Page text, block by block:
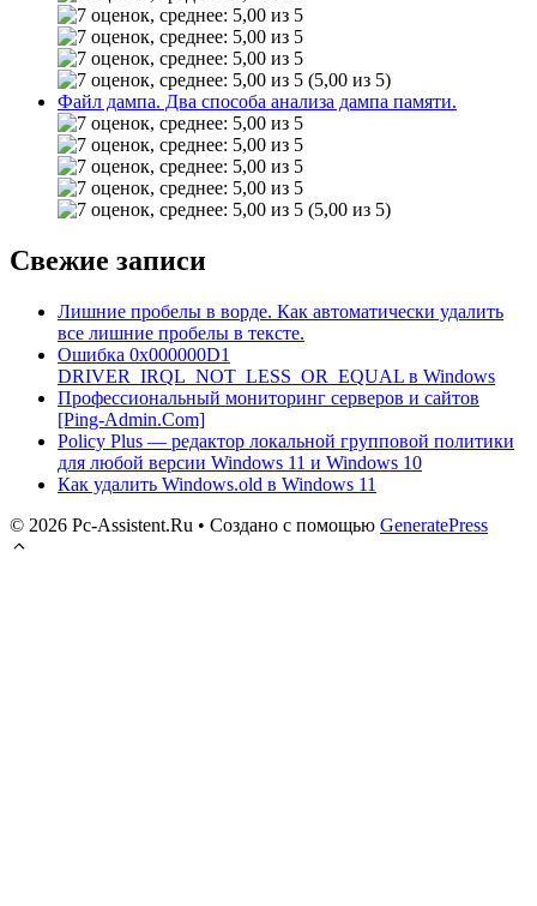
(5,00 из 5)
Файл дампа. Два способа анализа дампа памяти.
(5,00 из 5)
Свежие записи
Лишние пробелы в ворде. Как автоматически удалить
все лишние пробелы в тексте.
Ошибка 0x000000D1
DRIVER_IRQL_NOT_LESS_OR_EQUAL в Windows
Профессиональный мониторинг серверов и сайтов
[Ping-Admin.Com]
Policy Plus — редактор локальной групповой политики
для любой версии Windows 11 и Windows 10
Как удалить Windows.old в Windows 11
© 2026 Pc-Assistent.Ru • Создано с помощью GeneratePress